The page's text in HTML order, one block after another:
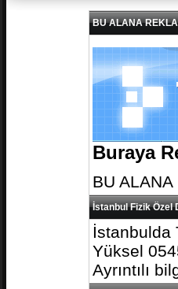
BU ALANA
Buraya
BU
İstanbul Fizik Özel
İstanbulda
Yüksel
Ayrıntılı